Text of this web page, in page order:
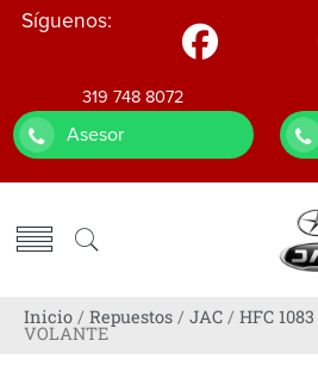
Síguenos:
319 748 8072
Asesor
Inicio / Repuestos / JAC / HFC 1083
VOLANTE